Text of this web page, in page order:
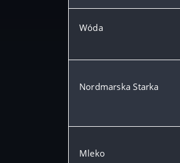
Wóda
Nordmarska Starka
Mleko